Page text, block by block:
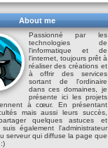
About me
Passionné par les
technologies de
l'informatique et de
l'internet, toujours prêt à
réaliser des créations et
à offrir des services
sortant de l'ordinaire
dans ces domaines, je
présente ici les projets
à cœur. En présentant
mais aussi leurs succès,
quelques astuces et
également l'administrateur
serveur qui diffuse la page que